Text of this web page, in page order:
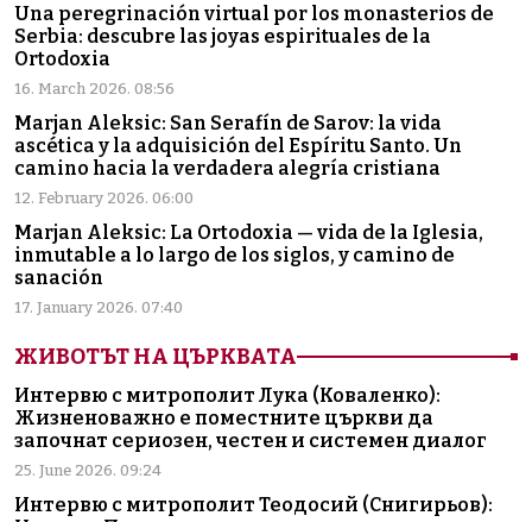
Una peregrinación virtual por los monasterios de
Serbia: descubre las joyas espirituales de la
Ortodoxia
16. March 2026. 08:56
Marjan Aleksic: San Serafín de Sarov: la vida
ascética y la adquisición del Espíritu Santo. Un
camino hacia la verdadera alegría cristiana
12. February 2026. 06:00
Marjan Aleksic: La Ortodoxia — vida de la Iglesia,
inmutable a lo largo de los siglos, y camino de
sanación
17. January 2026. 07:40
ЖИВОТЪТ НА ЦЪРКВАТА
Интервю с митрополит Лука (Коваленко):
Жизненоважно е поместните църкви да
започнат сериозен, честен и системен диалог
25. June 2026. 09:24
Интервю с митрополит Теодосий (Снигирьов):